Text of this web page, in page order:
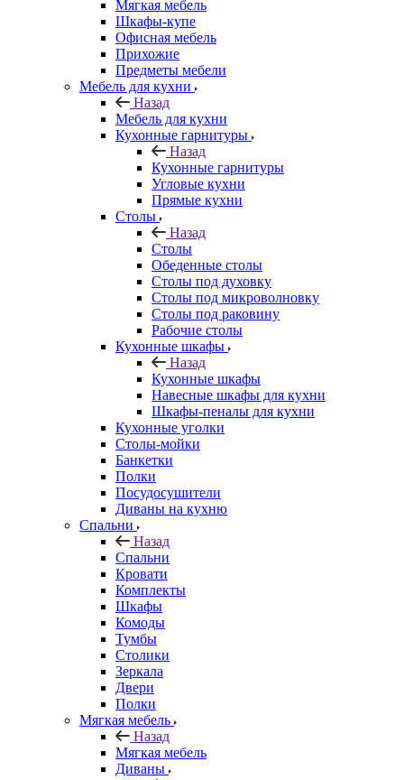
Мягкая мебель
Шкафы-купе
Офисная мебель
Прихожие
Предметы мебели
Мебель для кухни
Назад
Мебель для кухни
Кухонные гарнитуры
Назад
Кухонные гарнитуры
Угловые кухни
Прямые кухни
Столы
Назад
Столы
Обеденные столы
Столы под духовку
Столы под микроволновку
Столы под раковину
Рабочие столы
Кухонные шкафы
Назад
Кухонные шкафы
Навесные шкафы для кухни
Шкафы-пеналы для кухни
Кухонные уголки
Столы-мойки
Банкетки
Полки
Посудосушители
Диваны на кухню
Спальни
Назад
Спальни
Кровати
Комплекты
Шкафы
Комоды
Тумбы
Столики
Зеркала
Двери
Полки
Мягкая мебель
Назад
Мягкая мебель
Диваны